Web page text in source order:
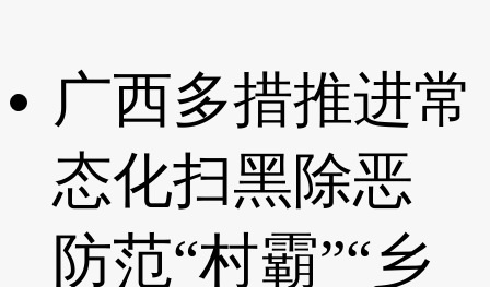
广西多措推进常
态化扫黑除恶
防范“村霸”“乡